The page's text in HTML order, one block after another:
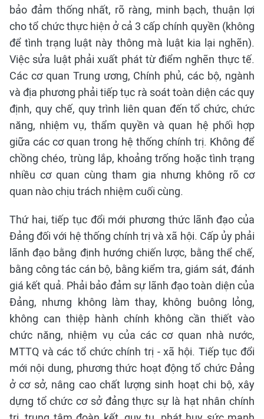
bảo đảm thống nhất, rõ ràng, minh bạch, thuận lợi
cho tổ chức thực hiện ở cả 3 cấp chính quyền (không
để tình trạng luật này thông mà luật kia lại nghẽn).
Việc sửa luật phải xuất phát từ điểm nghẽn thực tế.
Các cơ quan Trung ương, Chính phủ, các bộ, ngành
và địa phương phải tiếp tục rà soát toàn diện các quy
định, quy chế, quy trình liên quan đến tổ chức, chức
năng, nhiệm vụ, thẩm quyền và quan hệ phối hợp
giữa các cơ quan trong hệ thống chính trị. Không để
chồng chéo, trùng lắp, khoảng trống hoặc tình trạng
nhiều cơ quan cùng tham gia nhưng không rõ cơ
quan nào chịu trách nhiệm cuối cùng.
Thứ hai, tiếp tục đổi mới phương thức lãnh đạo của
Đảng đối với hệ thống chính trị và xã hội. Cấp ủy phải
lãnh đạo bằng định hướng chiến lược, bằng thể chế,
bằng công tác cán bộ, bằng kiểm tra, giám sát, đánh
giá kết quả. Phải bảo đảm sự lãnh đạo toàn diện của
Đảng, nhưng không làm thay, không buông lỏng,
không can thiệp hành chính không cần thiết vào
chức năng, nhiệm vụ của các cơ quan nhà nước,
MTTQ và các tổ chức chính trị - xã hội. Tiếp tục đổi
mới nội dung, phương thức hoạt động tổ chức Đảng
ở cơ sở, nâng cao chất lượng sinh hoạt chi bộ, xây
dựng tổ chức cơ sở đảng thực sự là hạt nhân chính